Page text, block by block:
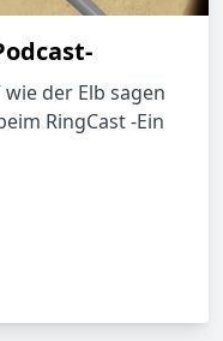
wie der Elb sagen
RingCast -Ein